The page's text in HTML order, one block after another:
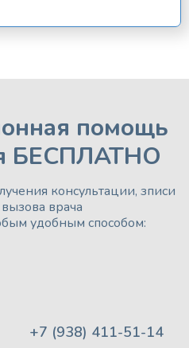
помощь
БЕСПЛАТНО
консультации, зписи
врача
удобным способом:
+7 (938) 411-51-14